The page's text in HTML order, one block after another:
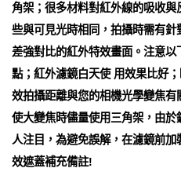
角架；很多材料對紅外線的吸收
些與可見光時相同，拍攝時需有
差強對比的紅外特效畫面。注意以
點；紅外濾鏡白天使 用效果比好
效拍攝距離與您的相機光學變焦有
使大變焦時儘量使用三角架，由於
人注目，為避免誤解，在濾鏡前
效遮蓋補充備註!